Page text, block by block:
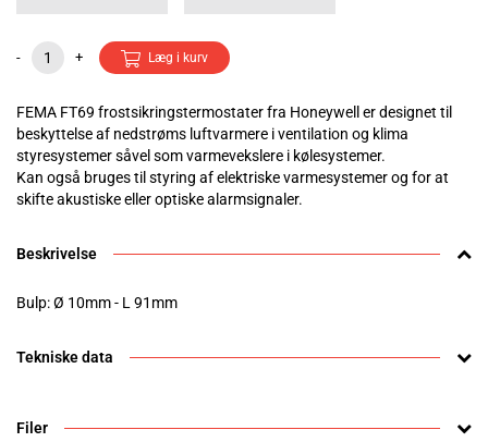
- + Læg i kurv
FEMA FT69 frostsikringstermostater fra Honeywell er designet til
beskyttelse af nedstrøms luftvarmere i ventilation og klima
styresystemer såvel som varmevekslere i kølesystemer.
Kan også bruges til styring af elektriske varmesystemer og for at
skifte akustiske eller optiske alarmsignaler.
Beskrivelse
Bulp: Ø 10mm - L 91mm
Tekniske data
Filer